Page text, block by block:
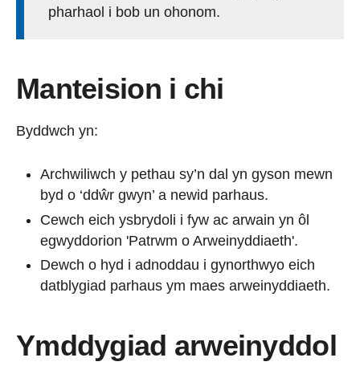
pharhaol i bob un ohonom.
Manteision i chi
Byddwch yn:
Archwiliwch y pethau sy’n dal yn gyson mewn
byd o ‘ddŵr gwyn’ a newid parhaus.
Cewch eich ysbrydoli i fyw ac arwain yn ôl
egwyddorion 'Patrwm o Arweinyddiaeth'.
Dewch o hyd i adnoddau i gynorthwyo eich
datblygiad parhaus ym maes arweinyddiaeth.
Ymddygiad arweinyddol